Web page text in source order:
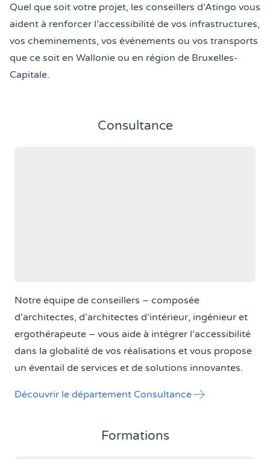
Quel que soit votre projet, les conseillers d’Atingo vous
aident à renforcer l’accessibilité de vos infrastructures,
vos cheminements, vos événements ou vos transports
que ce soit en Wallonie ou en région de Bruxelles-
Capitale.
Consultance
Notre équipe de conseillers – composée
d’architectes, d’architectes d’intérieur, ingénieur et
ergothérapeute – vous aide à intégrer l’accessibilité
dans la globalité de vos réalisations et vous propose
un éventail de services et de solutions innovantes.
Découvrir le département Consultance
Formations